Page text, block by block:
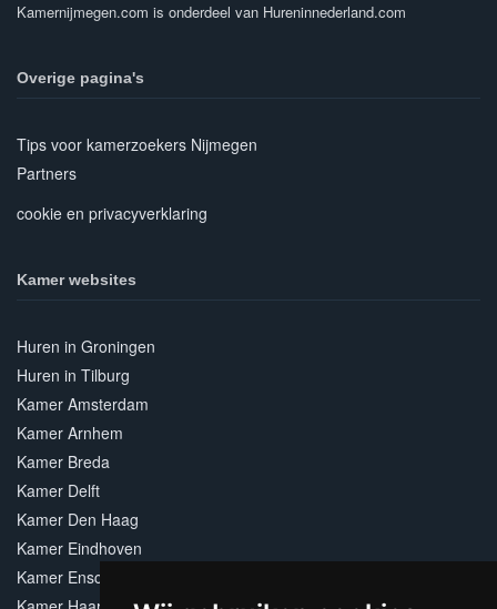
Kamernijmegen.com is onderdeel van Hureninnederland.com
Overige pagina's
Tips voor kamerzoekers Nijmegen
Partners
cookie en privacyverklaring
Kamer websites
Huren in Groningen
Huren in Tilburg
Kamer Amsterdam
Kamer Arnhem
Kamer Breda
Kamer Delft
Kamer Den Haag
Kamer Eindhoven
Kamer Enschede